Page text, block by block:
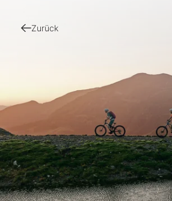
Zurück